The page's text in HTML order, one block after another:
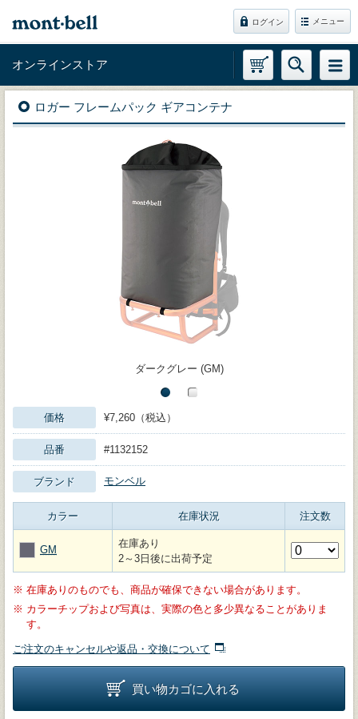
ログイン メニュー
オンラインストア
ロガー フレームパック ギアコンテナ
ダークグレー (GM)
価格 ¥7,260（税込）
品番 #1132152
ブランド モンベル
カラー 在庫状況 注文数
GM
在庫あり
2～3日後に出荷予定
※ 在庫ありのものでも、商品が確保できない場合があります。
※ カラーチップおよび写真は、実際の色と多少異なることがありま
す。
ご注文のキャンセルや返品・交換について
買い物カゴに入れる